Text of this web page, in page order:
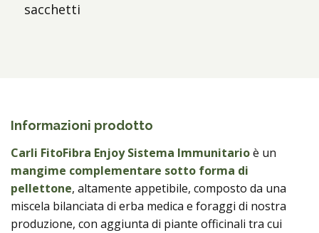
sacchetti
Informazioni prodotto
Carli FitoFibra Enjoy Sistema Immunitarioè un
mangime complementare sotto forma di
pellettone, altamente appetibile, composto da una
miscela bilanciata di erba medica e foraggi di nostra
produzione, con aggiunta di piante officinali tra cui